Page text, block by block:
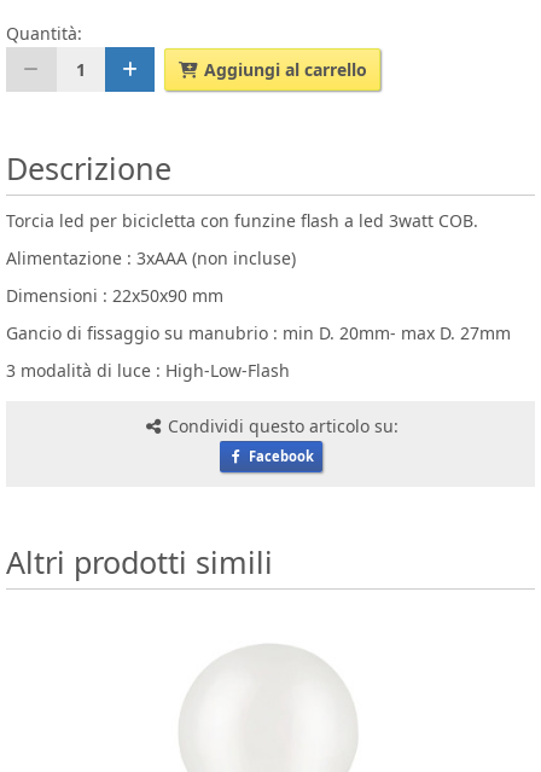
Quantità:
1
Aggiungi al carrello
Descrizione
Torcia led per bicicletta con funzine flash a led 3watt COB.
Alimentazione : 3xAAA (non incluse)
Dimensioni : 22x50x90 mm
Gancio di fissaggio su manubrio : min D. 20mm- max D. 27mm
3 modalità di luce : High-Low-Flash
Condividi questo articolo su:
Facebook
Altri prodotti simili